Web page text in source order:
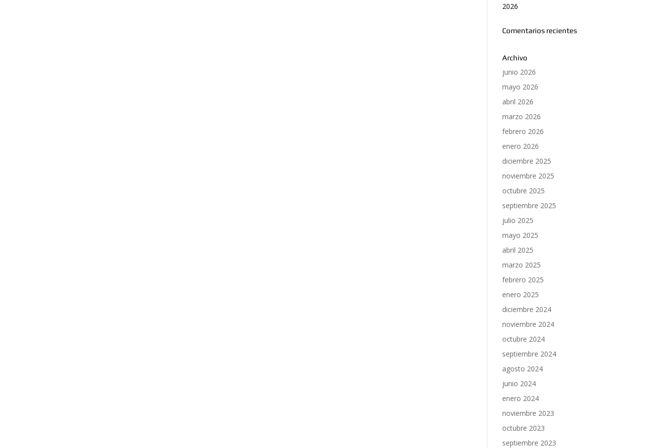
2026
Comentarios recientes
Archivo
junio 2026
mayo 2026
abril 2026
marzo 2026
febrero 2026
enero 2026
diciembre 2025
noviembre 2025
octubre 2025
septiembre 2025
julio 2025
mayo 2025
abril 2025
marzo 2025
febrero 2025
enero 2025
diciembre 2024
noviembre 2024
octubre 2024
septiembre 2024
agosto 2024
junio 2024
enero 2024
noviembre 2023
octubre 2023
septiembre 2023